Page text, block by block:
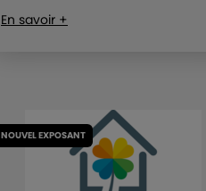
En savoir +
NOUVEL EXPOSANT